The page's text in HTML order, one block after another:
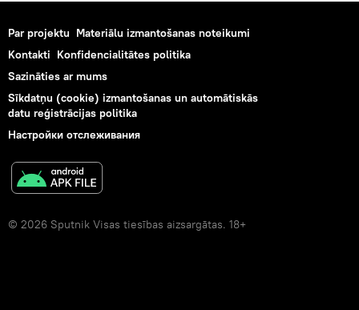
Par projektu Materiālu izmantošanas noteikumi
Kontakti Konfidencialitātes politika
Sazināties ar mums
Sīkdatņu (cookie) izmantošanas un automātiskās
datu reģistrācijas politika
Настройки отслеживания
© 2026 Sputnik Visas tiesības aizsargātas. 18+